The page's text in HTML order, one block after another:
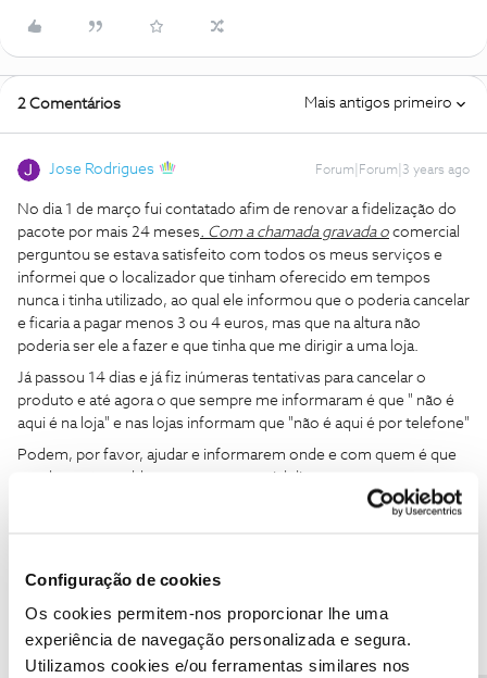
Configuração de cookies
Os cookies permitem-nos proporcionar lhe uma
experiência de navegação personalizada e segura.
Utilizamos cookies e/ou ferramentas similares nos
2 Comentários Mais antigos primeiro
Jose Rodrigues Forum|Forum|3 years ago
No dia 1 de março fui contatado afim de renovar a fidelização do
pacote por mais 24 meses. Com a chamada gravada o comercial
perguntou se estava satisfeito com todos os meus serviços e
informei que o localizador que tinham oferecido em tempos
nunca i tinha utilizado, ao qual ele informou que o poderia cancelar
e ficaria a pagar menos 3 ou 4 euros, mas que na altura não
poderia ser ele a fazer e que tinha que me dirigir a uma loja.
Já passou 14 dias e já fiz inúmeras tentativas para cancelar o
produto e até agora o que sempre me informaram é que " não é
aqui é na loja" e nas lojas informam que "não é aqui é por telefone"
Podem, por favor, ajudar e informarem onde e com quem é que
perfeitamente possível e assim reduzir a fatura? Obrigado.
desativar na sua área de cliente, caso não consiga, envie por
mensagem privada o seu numero de cliente para o perfil
@Fórumpara que a moderação possa ajudar.